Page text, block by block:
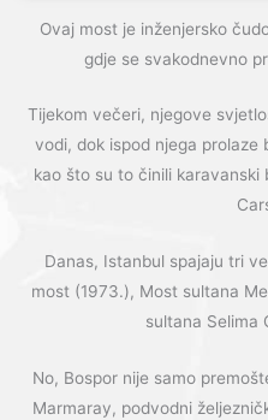
Ovaj most je inženjersko
gdje se svakodnevno
Tijekom večeri, njegove
vodi, dok ispod njega prolaze
kao što su to činili karavanski
Danas, Istanbul spajaju tri
most (1973.), Most sultana
sultana Selima
No, Bospor nije samo
Marmaray, podvodni